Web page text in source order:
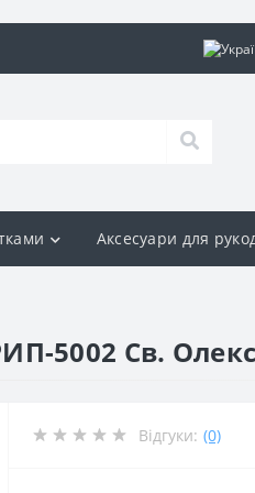
Аксесуари для
5002 Св.
Відгуки: (0)